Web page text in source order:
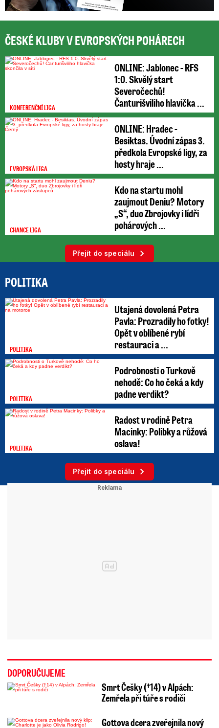
ČESKÉ KLUBY V EVROPSKÝCH POHÁRECH
KONFERENČNÍ LIGA
ONLINE: Jablonec - RFS
1:0. Skvělý start
Severočechů!
Čanturišviliho hlavička ...
EVROPSKÁ LIGA
ONLINE: Hradec -
Besiktas. Úvodní zápas 3.
předkola Evropské ligy, za
hosty hraje ...
CHANCE LIGA
Kdo na startu mohl
zaujmout Deniu? Motory
„S“, duo Zbrojovky i lídři
pohárových ...
Přejít do speciálu
POLITIKA
POLITIKA
Utajená dovolená Petra
Pavla: Prozradily ho fotky!
Opět v oblíbené rybí
restauraci a ...
POLITIKA
Podrobnosti o Turkově
nehodě: Co ho čeká a kdy
padne verdikt?
POLITIKA
Radost v rodině Petra
Macinky: Polibky a růžová
oslava!
Přejít do speciálu
DOPORUČUJEME
Smrt Češky (†14) v Alpách:
Zemřela při túře s rodiči
Gottova dcera zveřejnila nový